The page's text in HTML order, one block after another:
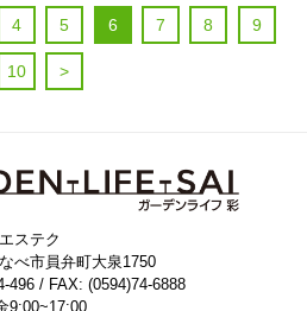
4 5 6 7 8 9
10 >
ステク
べ市員弁町大泉1750
496 / FAX: (0594)74-6888
9:00~17:00